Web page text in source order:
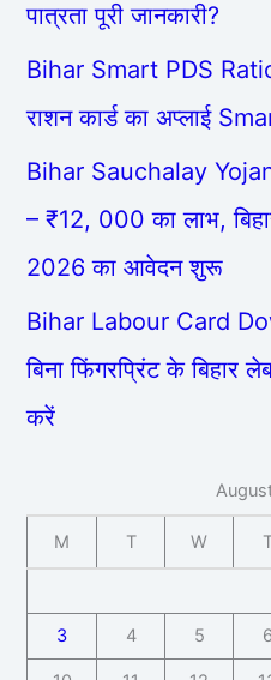
पात्रता पूरी जानकारी?
Bihar Smart PDS
राशन कार्ड का अप्लाई
Bihar Sauchalay
– ₹12, 000 का लाभ,
2026 का आवेदन शुरू
Bihar Labour Card
बिना फिंगरप्रिंट के बिहार
करें
M T W
3 4 5 6